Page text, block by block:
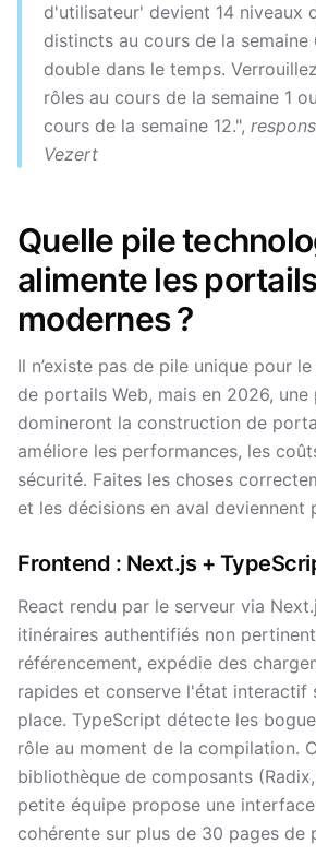
d'utilisateur' devient 14 niveaux
distincts au cours de la semaine
double dans le temps.
rôles au cours de la semaine 1
cours de la semaine 12.",
Vezert
Quelle pile
alimente les
modernes ?
Il n’existe pas de pile unique pour
de portails Web, mais en 2026,
domineront la construction de
améliore les performances, les
sécurité. Faites les choses
et les décisions en aval deviennent
Frontend : Next.js +
React rendu par le serveur via
itinéraires authentifiés non
référencement, expédie des
rapides et conserve l'état interactif
place. TypeScript détecte les
rôle au moment de la compilation.
bibliothèque de composants
petite équipe propose une
cohérente sur plus de 30 pages de